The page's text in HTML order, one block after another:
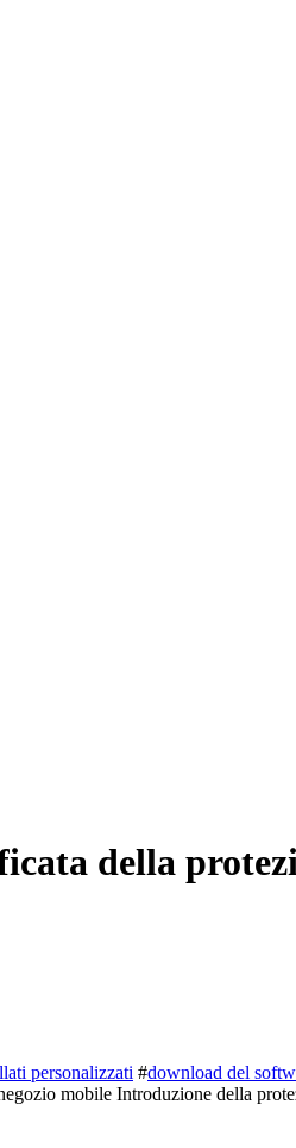
della
personalizzati #download del
mobile Introduzione della